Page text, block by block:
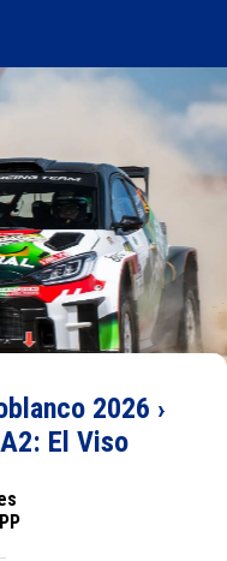
2026 ›
El Viso